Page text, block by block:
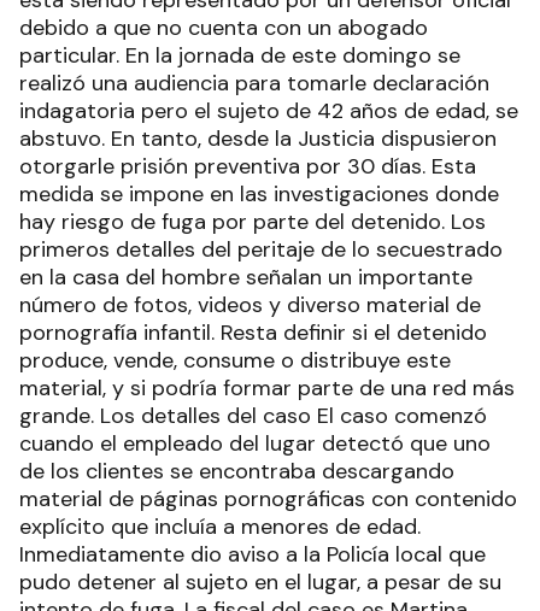
debido a que no cuenta con un abogado
particular. En la jornada de este domingo se
realizó una audiencia para tomarle declaración
indagatoria pero el sujeto de 42 años de edad, se
abstuvo. En tanto, desde la Justicia dispusieron
otorgarle prisión preventiva por 30 días. Esta
medida se impone en las investigaciones donde
hay riesgo de fuga por parte del detenido. Los
primeros detalles del peritaje de lo secuestrado
en la casa del hombre señalan un importante
número de fotos, videos y diverso material de
pornografía infantil. Resta definir si el detenido
produce, vende, consume o distribuye este
material, y si podría formar parte de una red más
grande. Los detalles del caso El caso comenzó
cuando el empleado del lugar detectó que uno
de los clientes se encontraba descargando
material de páginas pornográficas con contenido
explícito que incluía a menores de edad.
Inmediatamente dio aviso a la Policía local que
pudo detener al sujeto en el lugar, a pesar de su